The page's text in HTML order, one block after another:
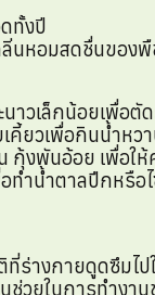
ทั้งปี
หอมสดชื่นของ
าวเล็กน้อยเพื่อตั
คี้ยวเพื่อกินน้ำหว
น กุ้งพันอ้อย เพื่อ
ทำน้ำตาลปึกหรือ
ร่างกายดูดซึมไ
วยในการทำงาน